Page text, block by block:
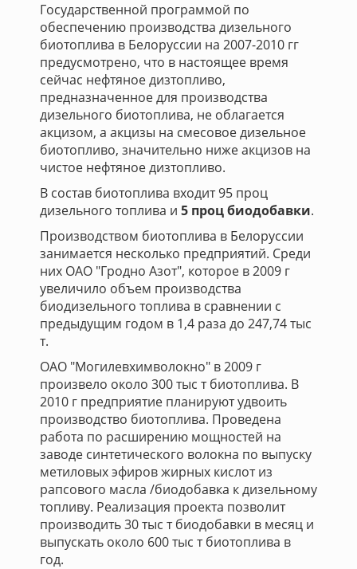
Государственной программой по
обеспечению производства дизельного
биотоплива в Белоруссии на 2007-2010 гг
предусмотрено, что в настоящее время
сейчас нефтяное дизтопливо,
предназначенное для производства
дизельного биотоплива, не облагается
акцизом, а акцизы на смесовое дизельное
биотопливо, значительно ниже акцизов на
чистое нефтяное дизтопливо.
В состав биотоплива входит 95 проц
дизельного топлива и 5 проц биодобавки.
Производством биотоплива в Белоруссии
занимается несколько предприятий. Среди
них ОАО "Гродно Азот", которое в 2009 г
увеличило объем производства
биодизельного топлива в сравнении с
предыдущим годом в 1,4 раза до 247,74 тыс
т.
ОАО "Могилевхимволокно" в 2009 г
произвело около 300 тыс т биотоплива. В
2010 г предприятие планируют удвоить
производство биотоплива. Проведена
работа по расширению мощностей на
заводе синтетического волокна по выпуску
метиловых эфиров жирных кислот из
рапсового масла /биодобавка к дизельному
топливу. Реализация проекта позволит
производить 30 тыс т биодобавки в месяц и
выпускать около 600 тыс т биотоплива в
год.